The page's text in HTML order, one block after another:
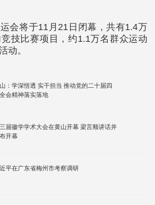
会将于11月21日闭幕，共有1.4万
技比赛项目，约1.1万名群众运动
动。
：学深悟透 实干担当 推动党的二十届四
会精神落实落地
届徽学学术大会在黄山开幕 梁言顺讲话并
开幕
平在广东省梅州市考察调研